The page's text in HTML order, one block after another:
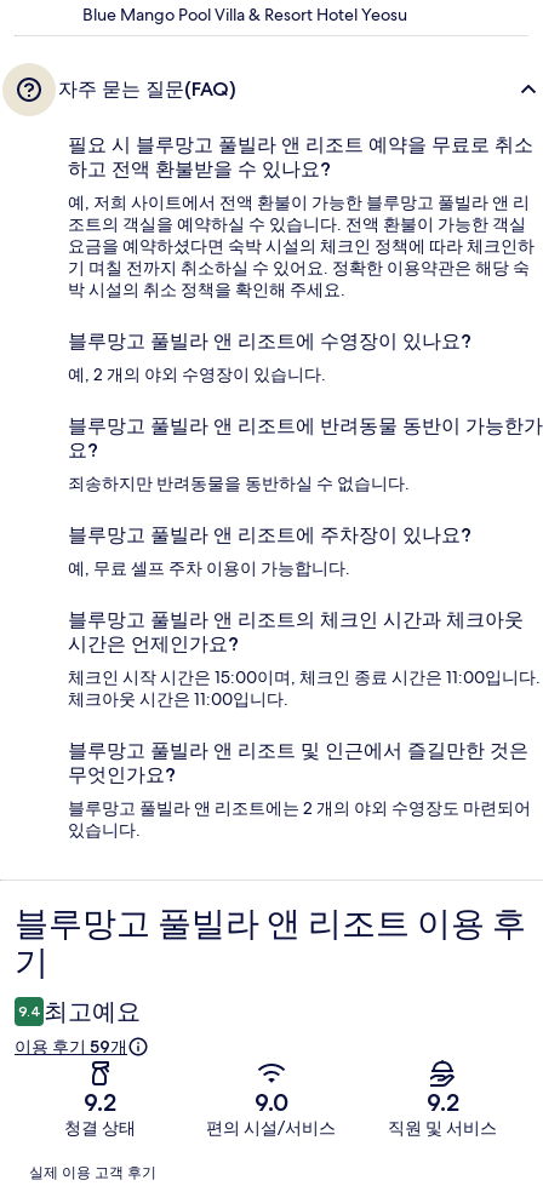
Blue Mango Pool Villa & Resort Hotel Yeosu
자주 묻는 질문(FAQ)
필요 시 블루망고 풀빌라 앤 리조트 예약을 무료로 취소
하고 전액 환불받을 수 있나요?
예, 저희 사이트에서 전액 환불이 가능한 블루망고 풀빌라 앤 리
조트의 객실을 예약하실 수 있습니다. 전액 환불이 가능한 객실
요금을 예약하셨다면 숙박 시설의 체크인 정책에 따라 체크인하
기 며칠 전까지 취소하실 수 있어요. 정확한 이용약관은 해당 숙
박 시설의 취소 정책을 확인해 주세요.
블루망고 풀빌라 앤 리조트에 수영장이 있나요?
예, 2 개의 야외 수영장이 있습니다.
블루망고 풀빌라 앤 리조트에 반려동물 동반이 가능한가
요?
죄송하지만 반려동물을 동반하실 수 없습니다.
블루망고 풀빌라 앤 리조트에 주차장이 있나요?
예, 무료 셀프 주차 이용이 가능합니다.
블루망고 풀빌라 앤 리조트의 체크인 시간과 체크아웃
시간은 언제인가요?
체크인 시작 시간은 15:00이며, 체크인 종료 시간은 11:00입니다.
체크아웃 시간은 11:00입니다.
블루망고 풀빌라 앤 리조트 및 인근에서 즐길만한 것은
무엇인가요?
블루망고 풀빌라 앤 리조트에는 2 개의 야외 수영장도 마련되어
있습니다.
이
용
후
기
블루망고 풀빌라 앤 리조트 이용 후
기
9.4 최고예요
이용 후기 59개
9.2
청결 상태
9.0
편의 시설/서비스
9.2
직원 및 서비스
이
실제 이용 고객 후기